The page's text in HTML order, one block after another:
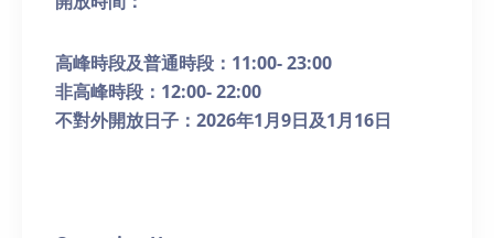
高峰時段及普通時段： 11:00- 23:00
非高峰時段： 12:00- 22:00
不對外開放日子： 2026年1月9日及1月16日